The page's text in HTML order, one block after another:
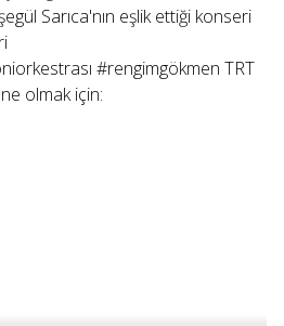
Sarıca'nın eşlik ettiği konseri
#rengimgökmen TRT
olmak için: